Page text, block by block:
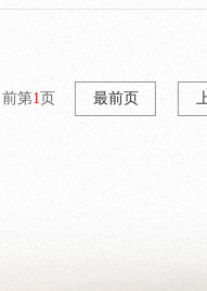
第1 页 最前页